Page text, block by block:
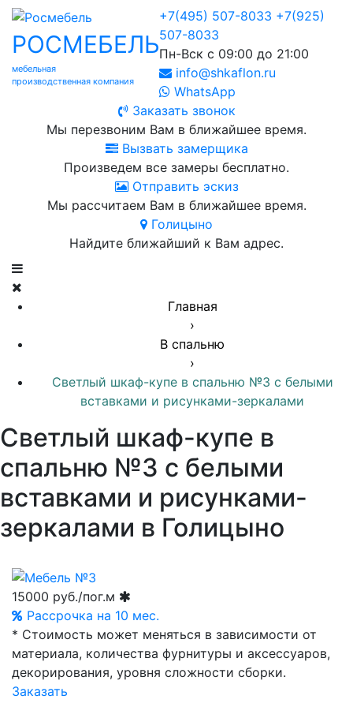
РОСМЕБЕЛЬ
мебельная
производственная компания
+7(495) 507-8033 +7(925)
507-8033
Пн-Вск с 09:00 до 21:00
info@shkaflon.ru
WhatsApp
Заказать звонок
Мы перезвоним Вам в ближайшее время.
Вызвать замерщика
Произведем все замеры бесплатно.
Отправить эскиз
Мы рассчитаем Вам в ближайшее время.
Голицыно
Найдите ближайший к Вам адрес.
Главная
›
В спальню
›
Светлый шкаф-купе в спальню №3 с белыми
вставками и рисунками-зеркалами
Светлый шкаф-купе в
спальню №3 с белыми
вставками и рисунками-
зеркалами в Голицыно
15000 руб./пог.м
Рассрочка на 10 мес.
* Стоимость может меняться в зависимости от
материала, количества фурнитуры и аксессуаров,
декорирования, уровня сложности сборки.
Заказать